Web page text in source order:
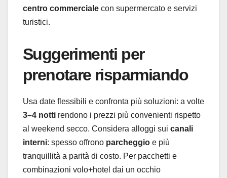
centro commerciale con supermercato e servizi
turistici.
Suggerimenti per
prenotare risparmiando
Usa date flessibili e confronta più soluzioni: a volte
3–4 notti rendono i prezzi più convenienti rispetto
al weekend secco. Considera alloggi sui canali
interni: spesso offrono parcheggio e più
tranquillità a parità di costo. Per pacchetti e
combinazioni volo+hotel dai un occhio